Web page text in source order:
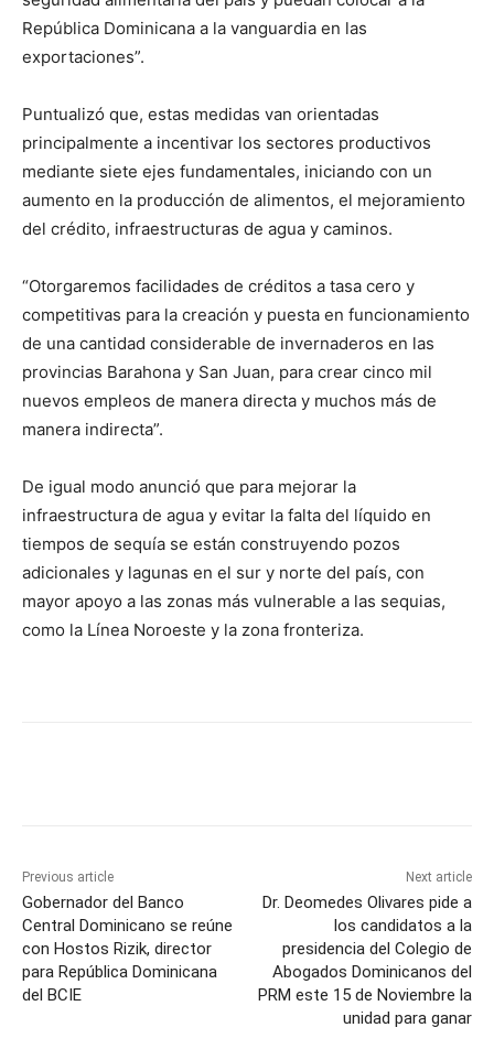
República Dominicana a la vanguardia en las
exportaciones”.
Puntualizó que, estas medidas van orientadas
principalmente a incentivar los sectores productivos
mediante siete ejes fundamentales, iniciando con un
aumento en la producción de alimentos, el mejoramiento
del crédito, infraestructuras de agua y caminos.
“Otorgaremos facilidades de créditos a tasa cero y
competitivas para la creación y puesta en funcionamiento
de una cantidad considerable de invernaderos en las
provincias Barahona y San Juan, para crear cinco mil
nuevos empleos de manera directa y muchos más de
manera indirecta”.
De igual modo anunció que para mejorar la
infraestructura de agua y evitar la falta del líquido en
tiempos de sequía se están construyendo pozos
adicionales y lagunas en el sur y norte del país, con
mayor apoyo a las zonas más vulnerable a las sequias,
como la Línea Noroeste y la zona fronteriza.
Previous article
Gobernador del Banco
Central Dominicano se reúne
con Hostos Rizik, director
para República Dominicana
del BCIE
Next article
Dr. Deomedes Olivares pide a
los candidatos a la
presidencia del Colegio de
Abogados Dominicanos del
PRM este 15 de Noviembre la
unidad para ganar